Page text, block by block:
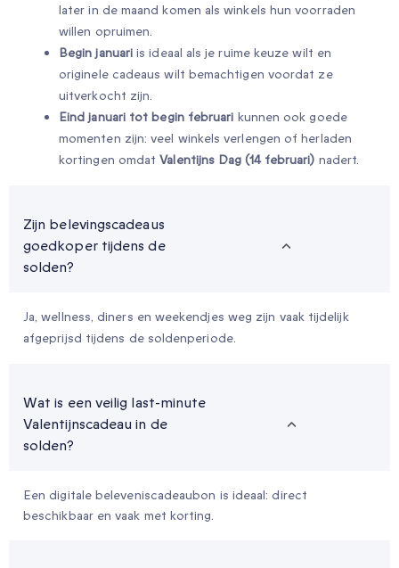
later in de maand komen als winkels hun voorraden
willen opruimen.
Begin januari is ideaal als je ruime keuze wilt en
originele cadeaus wilt bemachtigen voordat ze
uitverkocht zijn.
Eind januari tot begin februari kunnen ook goede
momenten zijn: veel winkels verlengen of herladen
kortingen omdatValentijns Dag (14 februari) nadert.
Zijn belevingscadeaus
goedkoper tijdens de
solden?
Ja, wellness, diners en weekendjes weg zijn vaak tijdelijk
afgeprijsd tijdens de soldenperiode.
Wat is een veilig last-minute
Valentijnscadeau in de
solden?
Een digitale beleveniscadeaubon is ideaal: direct
beschikbaar en vaak met korting.